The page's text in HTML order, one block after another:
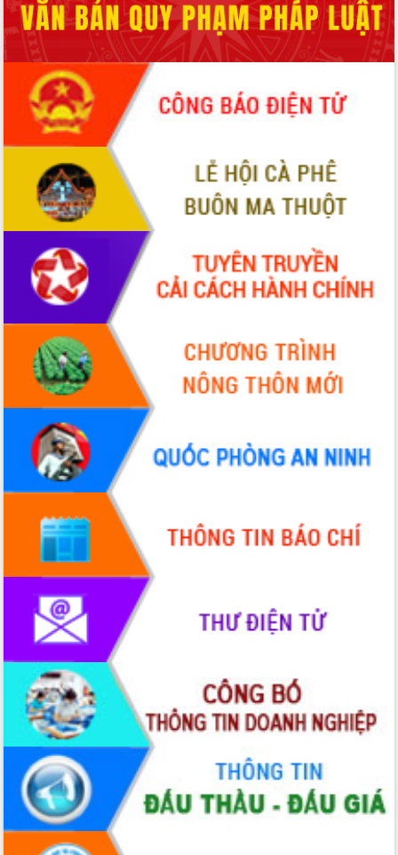
Ngành cá ngừ Đắk Lắk chủ động thích
ứng để giữ vững thị trường xuất khẩu
Diễn đàn Kinh tế tư nhân Việt Nam đột
phá cơ chế - Hợp tác công tư
Đề án 06 tạo bước ngoặt đột phá trong
cải cách hành chính tỉnh Đắk Lắk
Kết nối tour, đẩy mạnh chuyển đổi số
để phát triển du lịch Đắk Lắk
Khởi động Dự án Đầu tư xây dựng hạ
tầng kỹ thuật Cụm công nghiệp Tân
Gặp mặt các cơ quan báo chí nhân Kỷ
niệm 101 năm Ngày Báo chí Cách
mạng Việt Nam
Đắk Lắk sơ kết 4 năm triển khai thực
hiện Đề án 06 của Chính phủ
Họp báo thông tin về Hội nghị Công bố
Quy hoạch và Xúc tiến đầu tư tỉnh Đắk
Khơi thông điểm nghẽn, đẩy nhanh
giải ngân vốn khắc phục thiên tai
HĐND tỉnh thông qua điều chỉnh Quy
hoạch tỉnh thời kỳ 2021-2030
Hội thảo góp ý hồ sơ điều chỉnh quy
hoạch tỉnh Đắk Lắk thời kỳ 2021-2030,
tầm nhìn đến năm 2050
Nâng cao hiệu quả hoạt động của các
doanh nghiệp nhà nước
Hội nghị triển khai kết nối mạng
truyền số liệu chuyên dùng phục vụ cơ
quan Đảng, Nhà nước
Lễ phát động chuỗi hoạt động chung
tay làm sạch môi trường
Xã Ea Kar bước chuyển mình trong
công tác cải cách hành chính mô hình
mới
UBND tỉnh họp báo định kỳ tháng 4
năm 2026
Hội thảo khoa học “Giải pháp thúc đẩy
phát triển nền kinh tế xanh tại tỉnh
Đắk Lắk”
Tăng cường giám sát, đôn đốc thực
hiện nhiệm vụ quản lý tài sản công
hàng tuần